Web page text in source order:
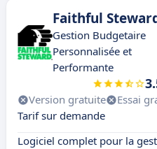
Faithful
Gestion Budgetaire
Personnalisée et
Performante
Version gratuite Essai
Tarif sur demande
Logiciel complet pour la